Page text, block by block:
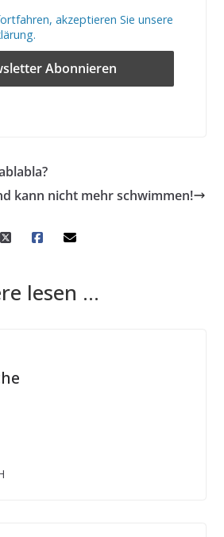
akzeptieren Sie unsere
kann nicht mehr schwimmen!
lesen ...